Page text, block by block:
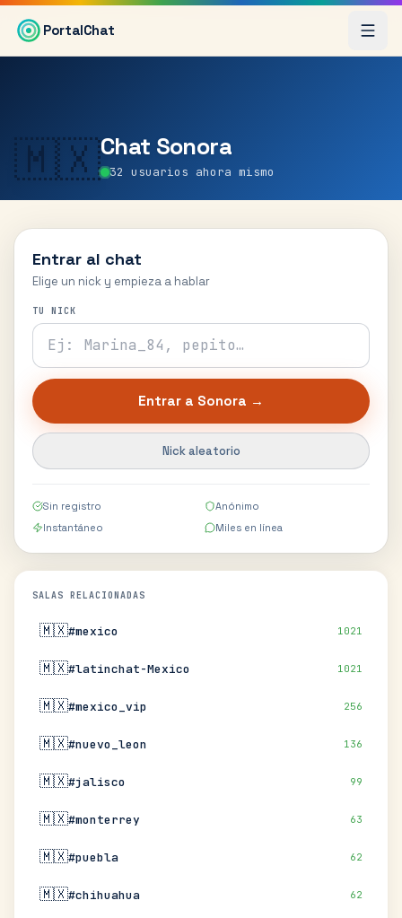
Saltar al contenido principal
PortalChat
🇲🇽Chat Sonora
32 usuarios ahora mismo
Entrar al chat
Elige un nick y empieza a hablar
TU NICK
Entrar a Sonora →
Nick aleatorio
Sin registro
Anónimo
Instantáneo
Miles en línea
SALAS RELACIONADAS
🇲🇽#mexico 1021
🇲🇽#latinchat-Mexico 1021
🇲🇽#mexico_vip 256
🇲🇽#nuevo_leon 136
🇲🇽#jalisco 99
🇲🇽#monterrey 63
🇲🇽#puebla 62
🇲🇽#chihuahua 62